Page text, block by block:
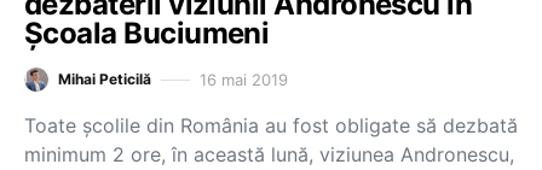
Școala Buciumeni
Mihai Peticilă 16 mai 2019
Toate școlile din România au fost obligate să dezbată
minimum 2 ore, în această lună, viziunea Andronescu,